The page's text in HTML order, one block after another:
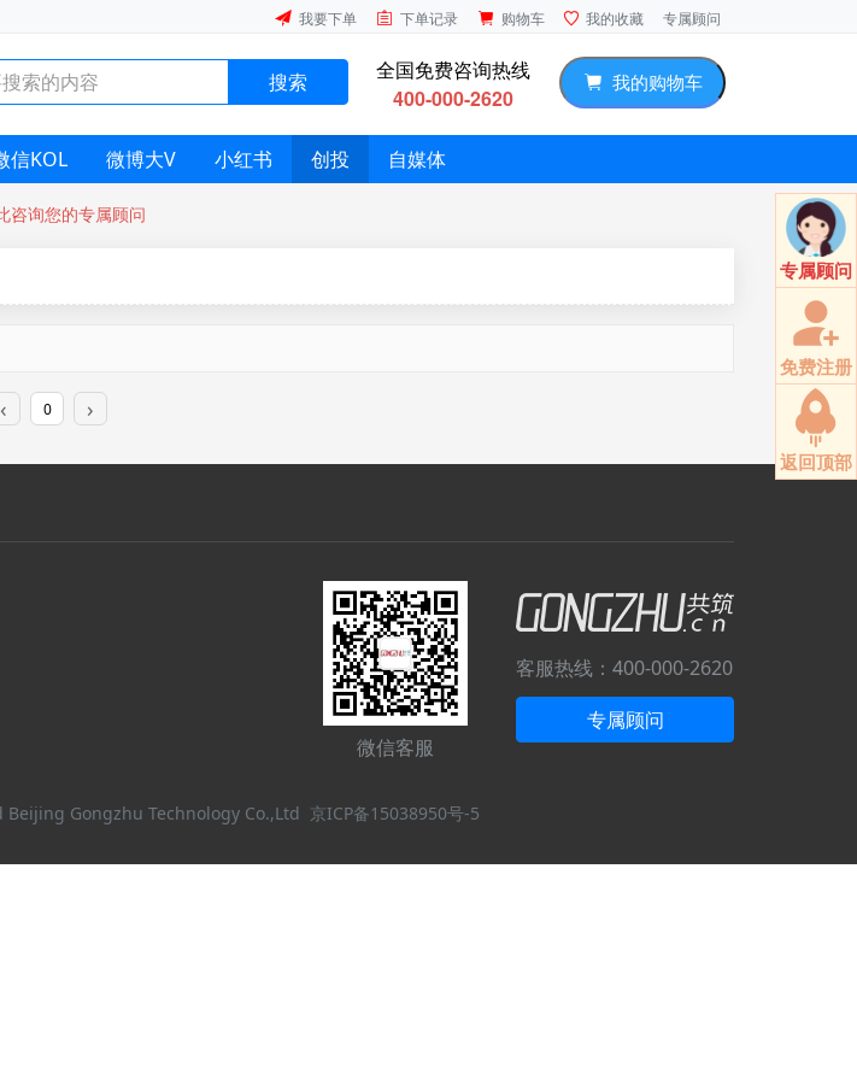
我要下单 下单记录 购物车 我的收藏 专属顾问
搜索 全国免费咨询热线
400-000-2620
我的购物车
信KOL 微博大V 小红书 创投 自媒体
咨询您的专属顾问
0
客服热线： 400-000-2620
专属顾问
微信客服
Gongzhu Technology Co.,Ltd 京ICP备15038950号-5
专属顾问
免费注册
返回顶部